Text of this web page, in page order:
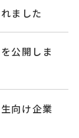
ました
公開しま
向け企業